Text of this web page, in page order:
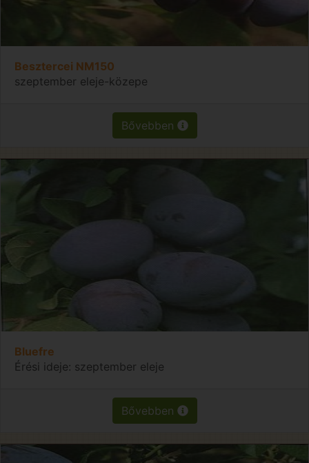
Besztercei NM150
szeptember eleje-közepe
Bővebben
Bluefre
Érési ideje: szeptember eleje
Bővebben